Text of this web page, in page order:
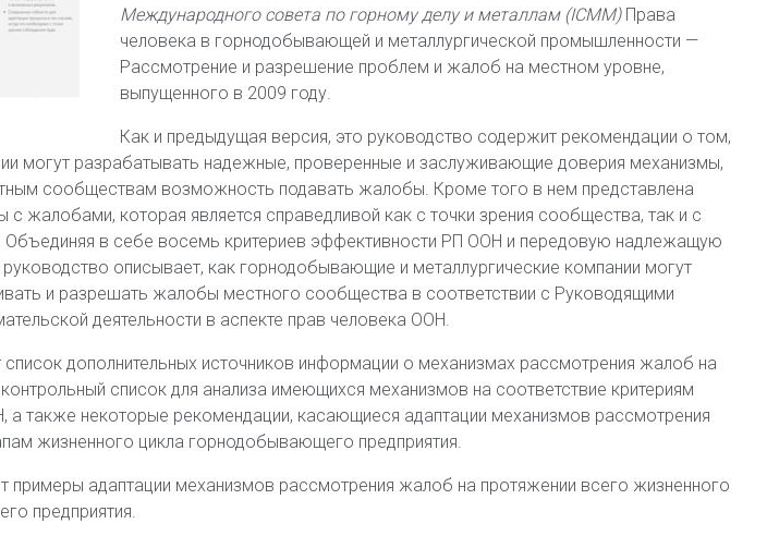
Международного совета по горному делу и металлам (ICMM)Права
человека в горнодобывающей и металлургической промышленности —
Рассмотрение и разрешение проблем и жалоб на местном уровне,
выпущенного в 2009 году.
Как и предыдущая версия, это руководство содержит рекомендации о том,
могут разрабатывать надежные, проверенные и заслуживающие доверия механизмы,
сообществам возможность подавать жалобы. Кроме того в нем представлена
с жалобами, которая является справедливой как с точки зрения сообщества, так и с
Объединяя в себе восемь критериев эффективности РП ООН и передовую надлежащую
руководство описывает, как горнодобывающие и металлургические компании могут
и разрешать жалобы местного сообщества в соответствии с Руководящими
деятельности в аспекте прав человека ООН.
дополнительных источников информации о механизмах рассмотрения жалоб на
список для анализа имеющихся механизмов на соответствие критериям
а также некоторые рекомендации, касающиеся адаптации механизмов рассмотрения
жизненного цикла горнодобывающего предприятия.
примеры адаптации механизмов рассмотрения жалоб на протяжении всего жизненного
предприятия.